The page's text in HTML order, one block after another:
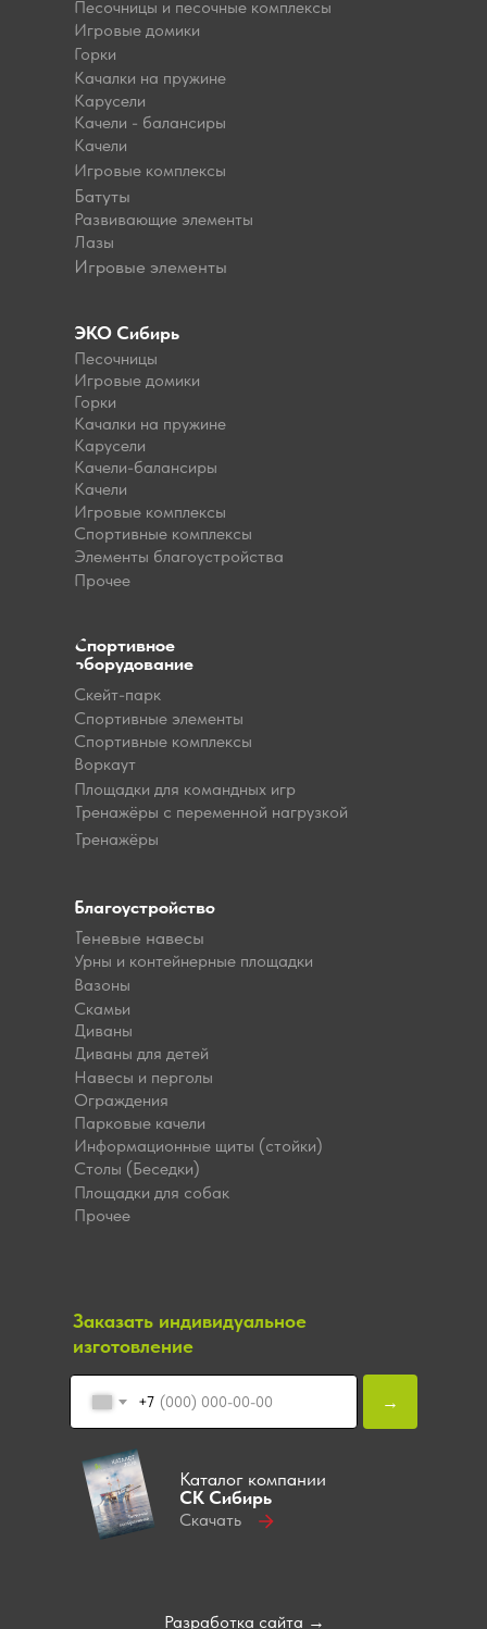
Каталог компании
СК Сибирь
Скачать
Заказать индивидуальное
изготовление
+7 →
Вазоны
Диваны
Развивающие элементы
Диваны для детей
Песочницы и песочные комплексы
Информационные щиты (стойки)
Лазы
Ограждения
Качели - балансиры
Парковые качели
Качели
Площадки для собак
Качалки на пружине
Прочее
Карусели
Скамьи
Игровые комплексы
Навесы и перголы
Игровые домики
Столы (Беседки)
Горки
Урны и контейнерные площадки
Воркаут
Площадки для командных игр
Скейт-парк
Спортивные элементы
Спортивные комплексы
Тренажёры
Тренажёры с переменной нагрузкой
Горки
Игровые домики
Игровые комплексы
Карусели
Качалки на пружине
Качели
Качели-балансиры
Песочницы
Прочее
Спортивные комплексы
Элементы благоустройства
Благоустройство
ЭКО Сибирь
Спортивное
оборудование
Батуты
Игровые элементы
Теневые навесы
Разработка сайта →